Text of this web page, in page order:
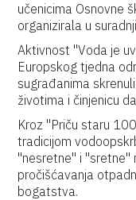
učenicima Osnovne
organizirala u
Aktivnost "Voda je
Europskog tjedna
sugrađanima
životima i činjenicu
Kroz "Priču staru
tradicijom
"nesretne" i "sretne"
pročišćavanja
bogatstva.